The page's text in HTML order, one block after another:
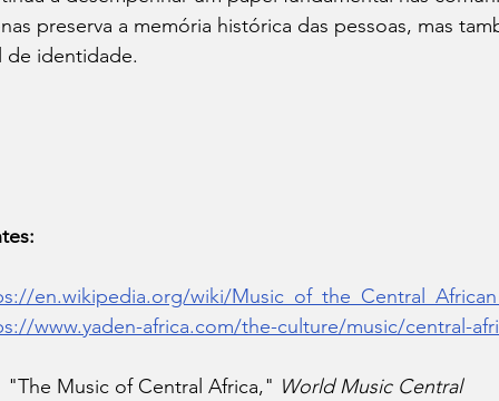
preserva a memória histórica das pessoas, mas
de identidade.
en.wikipedia.org/wiki/
www.yaden-africa.com/the-culture/music/central-
"The Music of Central Africa," World Music Central